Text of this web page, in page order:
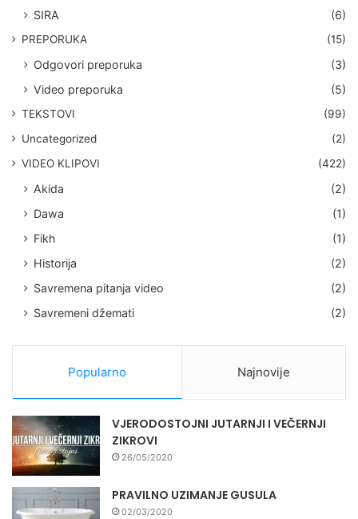
SIRA
(6)
PREPORUKA (15)
Odgovori preporuka
(3)
Video preporuka
(5)
TEKSTOVI
(99)
Uncategorized
(2)
VIDEO KLIPOVI
(422)
Akida
(2)
Dawa
(1)
Fikh
(1)
Historija
(2)
Savremena pitanja video
(2)
Savremeni džemati
(2)
Popularno Najnovije
VJERODOSTOJNI JUTARNJI I VEČERNJI
ZIKROVI
26/05/2020
PRAVILNO UZIMANJE GUSULA
02/03/2020